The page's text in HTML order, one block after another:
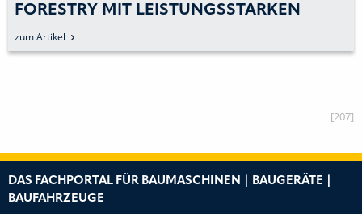
FORESTRY MIT LEISTUNGSSTARKEN
MASCHINEN
zum Artikel
[207]
DAS FACHPORTAL FÜR BAUMASCHINEN | BAUGERÄTE |
BAUFAHRZEUGE